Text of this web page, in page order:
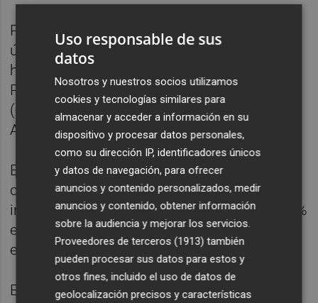
Por el contrario, en el terreno negativo, las
únicas caídas que ha registrado el selectivo
han sido las de Siemens Gamesa (-1,52%),
PharmaMar (-0,31%), Banco Sabadell
(-0,25%), Cellnex Telecom (-0,18%) y CIE
Automotive (-0,15%).
El resto de Bolsas europeas también han
cerrado en 'verde' en la media sesión, con
incrementos del 0,36% en Londres, del 0,72%
en París, del 0,62% en Fráncfort y del 0,56%
en Milán.
El precio del barril de crudo Brent, de
Uso responsable de sus
datos
Nosotros y nuestros socios utilizamos
cookies y tecnologías similares para
almacenar y acceder a información en su
dispositivo y procesar datos personales,
como su dirección IP, identificadores únicos
y datos de navegación, para ofrecer
anuncios y contenido personalizados, medir
anuncios y contenido, obtener información
sobre la audiencia y mejorar los servicios.
Proveedores de terceros (1913) también
pueden procesar sus datos para estos y
otros fines, incluido el uso de datos de
geolocalización precisos y características